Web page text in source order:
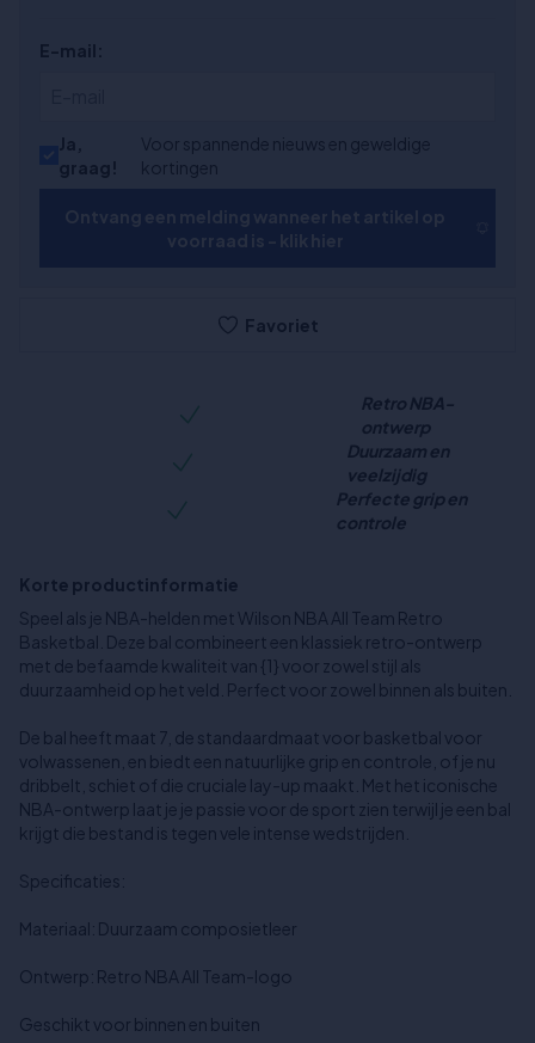
E-mail:
Ja,
graag!
Voor spannende nieuws en geweldige
kortingen
Favoriet
Retro NBA-
ontwerp
Duurzaam en
veelzijdig
Perfecte grip en
controle
Korte productinformatie
Speel als je NBA-helden met Wilson NBA All Team Retro
Basketbal. Deze bal combineert een klassiek retro-ontwerp
met de befaamde kwaliteit van {1} voor zowel stijl als
duurzaamheid op het veld. Perfect voor zowel binnen als buiten.
De bal heeft maat 7, de standaardmaat voor basketbal voor
volwassenen, en biedt een natuurlijke grip en controle, of je nu
dribbelt, schiet of die cruciale lay-up maakt. Met het iconische
NBA-ontwerp laat je je passie voor de sport zien terwijl je een bal
krijgt die bestand is tegen vele intense wedstrijden.
Specificaties:
Materiaal: Duurzaam composietleer
Ontwerp: Retro NBA All Team-logo
Geschikt voor binnen en buiten